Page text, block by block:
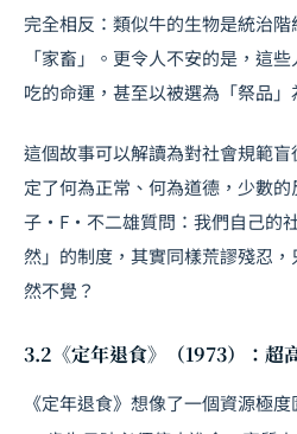
完全相反：類似牛的生物是統治
「家畜」。更令人不安的是，這
吃的命運，甚至以被選為「祭品」
這個故事可以解讀為對社會規範
定了何為正常、何為道德，少數
子·F·不二雄質問：我們自己的
然」的制度，其實同樣荒謬殘忍
然不覺？
3.2《定年退食》（1973）：超
《定年退食》想像了一個資源極